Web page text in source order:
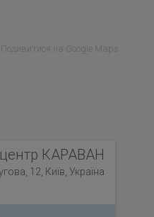
Подивитися на Google Maps
центр КАРАВАН
12, Київ, Україна